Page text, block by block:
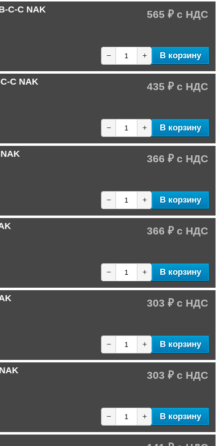
C-C NAK 565 ₽
− + В корзину
C NAK 435 ₽
− + В корзину
366 ₽
− + В корзину
366 ₽
− + В корзину
303 ₽
− + В корзину
303 ₽
− + В корзину